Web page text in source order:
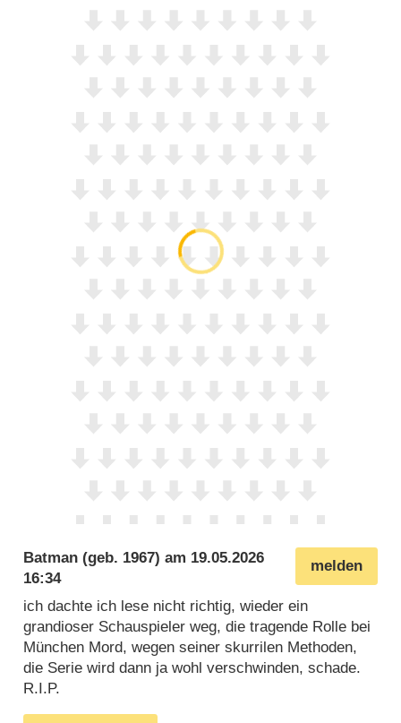
melden
Batman (geb. 1967) am 19.05.2026
16:34
ich dachte ich lese nicht richtig, wieder ein
grandioser Schauspieler weg, die tragende Rolle bei
München Mord, wegen seiner skurrilen Methoden,
die Serie wird dann ja wohl verschwinden, schade.
R.I.P.